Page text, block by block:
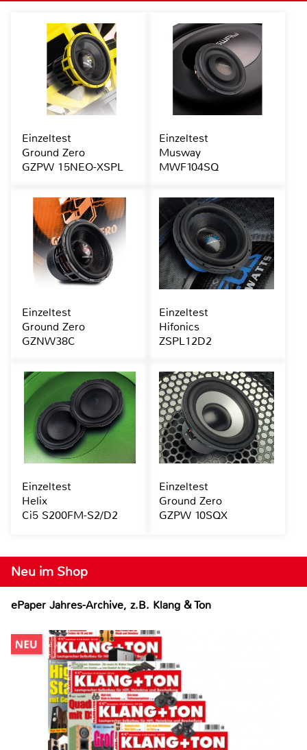
Neu im Shop
ePaper Jahres-Archive, z.B. Klang & Ton
Einzeltest
Ground Zero
GZPW 15NEO-XSPL
Einzeltest
Musway
MWF104SQ
Einzeltest
Ground Zero
GZNW38C
Einzeltest
Hifonics
ZSPL12D2
Einzeltest
Helix
Ci5 S200FM-S2/D2
Einzeltest
Ground Zero
GZPW 10SQX